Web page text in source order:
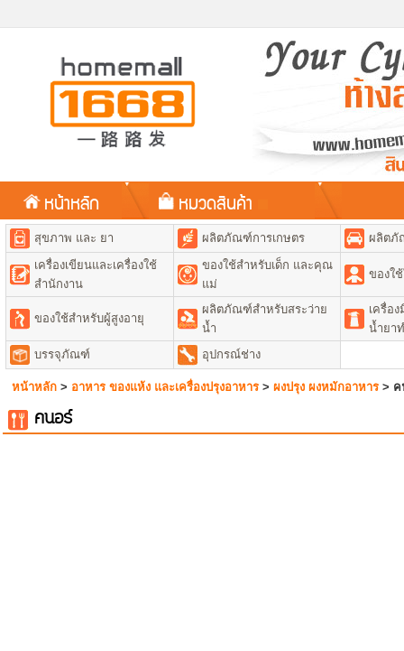
หน้าหลัก หมวดสินค้า
สุขภาพ และ ยา ผลิตภัณฑ์การเกษตร
ผลิตภั
เครื่องเขียนและเครื่องใช้
สำนักงาน
ของใช้สำหรับเด็ก และคุณ
แม่
ของใ
ของใช้สำหรับผู้สูงอายุ
ผลิตภัณฑ์สำหรับสระว่าย
น้ำ
เครื่อ
น้ำยา
บรรจุภัณฑ์
อุปกรณ์ช่าง
หน้าหลัก > อาหาร ของแห้ง และเครื่องปรุงอาหาร > ผงปรุง ผงหมักอาหาร > ค
คนอร์